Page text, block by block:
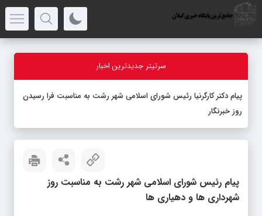
سرتیتر جدیدترین اخبار
پیام دکتر کارگرنیا رئیس شورای اسلامی شهر رشت به مناسبت فرا رسیدن
روز خبرنگار
پیام رئیس شورای اسلامی شهر رشت به مناسبت روز
شهرداری ها و دهیاری ها